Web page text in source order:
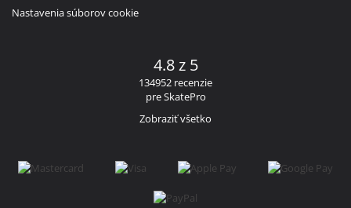
Nastavenia súborov cookie
4.8 z 5
134952 recenzie
pre SkatePro
Zobraziť všetko